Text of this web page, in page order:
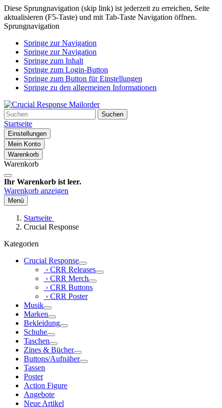
Diese Sprungnavigation (skip link) ist jederzeit zu erreichen, Seite
aktualisieren (F5-Taste) und mit Tab-Taste Navigation öffnen.
Sprungnavigation
Springe zur Navigation
Springe zur Navigation
Springe zum Inhalt
Springe zum Login-Button
Springe zum Button für Einstellungen
Springe zu den allgemeinen Informationen
Suchen
Startseite
Einstellungen
Mein Konto
Warenkorb
Warenkorb
Ihr Warenkorb ist leer.
Warenkorb anzeigen
Menü
Startseite
Crucial Response
Kategorien
Crucial Response
› CRR Releases
› CRR Merch
› CRR Buttons
› CRR Poster
Musik
Marken
Bekleidung
Schuhe
Taschen
Zines & Bücher
Buttons/Aufnäher
Tassen
Poster
Action Figure
Angebote
Neue Artikel